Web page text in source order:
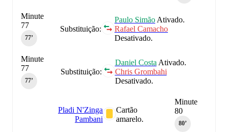
Substituição:
Paulo SimãoAtivado.
Rafael Camacho
Desativado.
Minute
77
77‎’‎
Substituição:
Daniel Costa Ativado.
Chris Grombahi
Desativado.
Minute
77
77‎’‎
Minute
80
80‎’‎
Cartão
amarelo.
Pladi N'Zinga
Pambani